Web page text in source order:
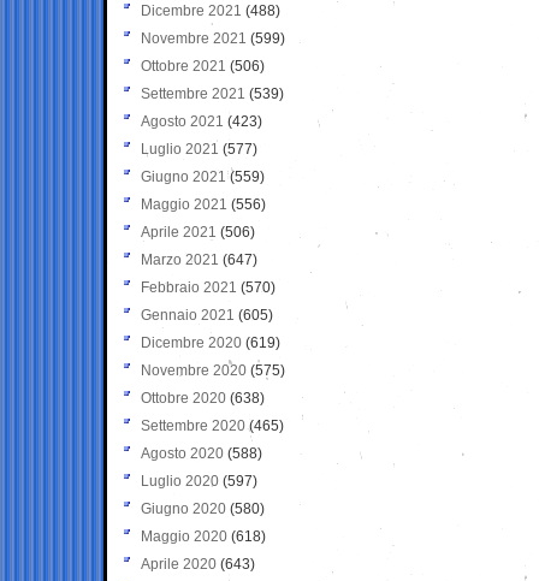
Dicembre 2021 (488)
Novembre 2021 (599)
Ottobre 2021 (506)
Settembre 2021 (539)
Agosto 2021 (423)
Luglio 2021 (577)
Giugno 2021(559)
Maggio 2021 (556)
Aprile 2021 (506)
Marzo 2021 (647)
Febbraio 2021 (570)
Gennaio 2021 (605)
Dicembre 2020 (619)
Novembre 2020 (575)
Ottobre 2020 (638)
Settembre 2020(465)
Agosto 2020 (588)
Luglio 2020 (597)
Giugno 2020 (580)
Maggio 2020 (618)
Aprile 2020 (643)